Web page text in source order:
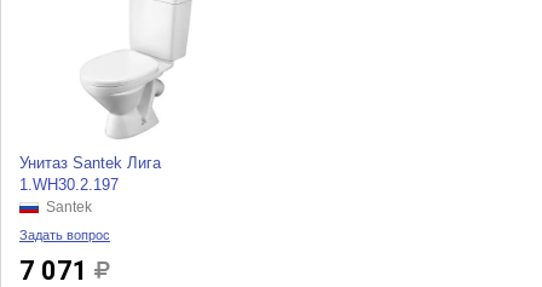
Унитаз Santek Лига
1.WH30.2.197
Santek
Задать вопрос
7 071